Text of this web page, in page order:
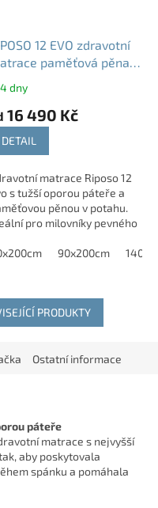
160x200cm
12 EVO zdravotní
paměťová pěna
dny
16 490 Kč
DETAIL
matrace Riposo 12
s tužší oporou páteře a
pěnou v potahu.
pro milovníky pevného
90x200cm
PRODUKTY
Ostatní informace
páteře
matrace s nejvyšší
aby poskytovala
spánku a pomáhala